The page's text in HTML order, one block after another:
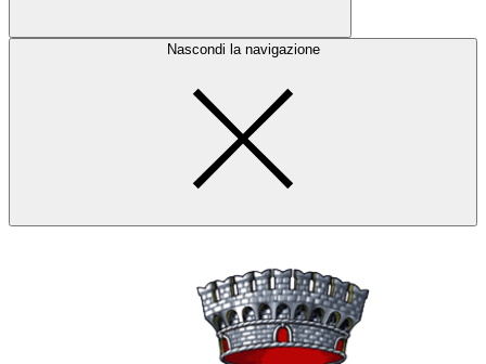
Nascondi la navigazione